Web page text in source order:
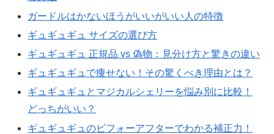
ガードルはかないほうがいいがいい人の特徴
ギュギュギュ サイズの選び方
ギュギュギュ 正規品 vs 偽物：見分け方と驚きの違い
ギュギュギュで痩せない！その驚くべき理由とは？
ギュギュギュとマジカルシェリーを悩み別に比較！
どっちがいい？
ギュギュギュのビフォーアフターでわかる補正力！